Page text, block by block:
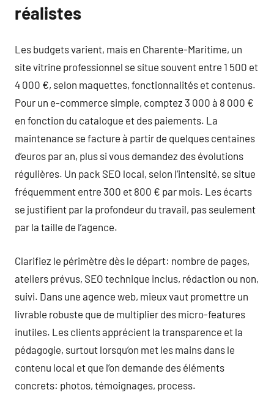
réalistes
Les budgets varient, mais en Charente-Maritime, un
site vitrine professionnel se situe souvent entre 1 500 et
4 000 €, selon maquettes, fonctionnalités et contenus.
Pour un e-commerce simple, comptez 3 000 à 8 000 €
en fonction du catalogue et des paiements. La
maintenance se facture à partir de quelques centaines
d’euros par an, plus si vous demandez des évolutions
régulières. Un pack SEO local, selon l’intensité, se situe
fréquemment entre 300 et 800 € par mois. Les écarts
se justifient par la profondeur du travail, pas seulement
par la taille de l’agence.
Clarifiez le périmètre dès le départ: nombre de pages,
ateliers prévus, SEO technique inclus, rédaction ou non,
suivi. Dans une agence web, mieux vaut promettre un
livrable robuste que de multiplier des micro-features
inutiles. Les clients apprécient la transparence et la
pédagogie, surtout lorsqu’on met les mains dans le
contenu local et que l’on demande des éléments
concrets: photos, témoignages, process.